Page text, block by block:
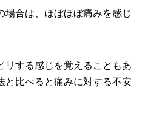
場合は、ほぼほぼ痛みを感じ
リする感じを覚えることもあ
と比べると痛みに対する不安